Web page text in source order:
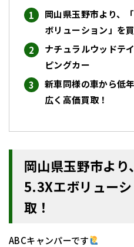
岡山県玉野市より、
ボリューション」を
ナチュラルウッドテ
ピングカー
新車同様の車から低
広く高価買取！
岡山県玉野市より
5.3Xエボリュー
取！
ABCキャンパーです